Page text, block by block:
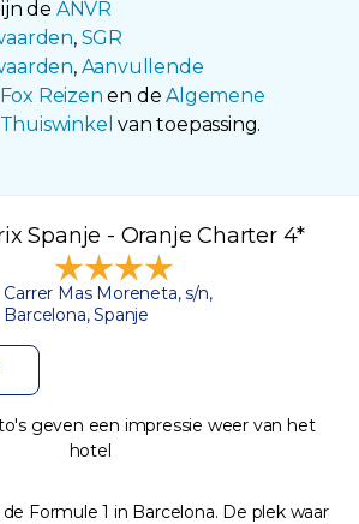
de ANVR
, SGR
, Aanvullende
Reizen en deAlgemene
van toepassing.
Spanje - Oranje Charter 4*
Carrer Mas Moreneta, s/n,
Barcelona, Spanje
geven een impressie weer van het
hotel
Formule 1 in Barcelona. De plek waar